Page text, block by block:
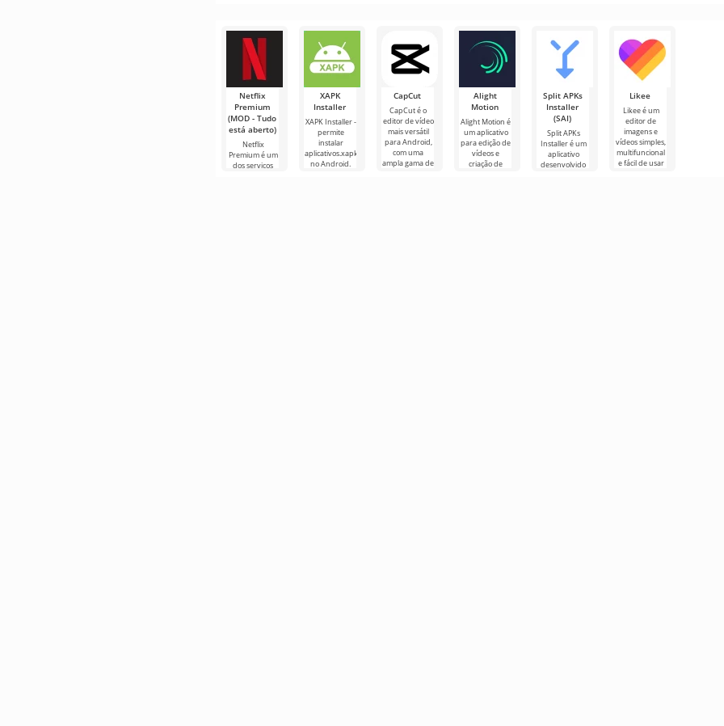
Netflix
Premium
(MOD - Tudo
está aberto)
Netflix
Premium é um
dos serviços
XAPK
Installer
XAPK Installer -
permite
instalar
aplicativos.xapk
no Android.
CapCut
CapCut é o
editor de vídeo
mais versátil
para Android,
com uma
ampla gama de
Alight
Motion
Alight Motion é
um aplicativo
para edição de
vídeos e
criação de
Split APKs
Installer
(SAI)
Split APKs
Installer é um
aplicativo
desenvolvido
Likee
Likee é um
editor de
imagens e
vídeos simples,
multifuncional
e fácil de usar